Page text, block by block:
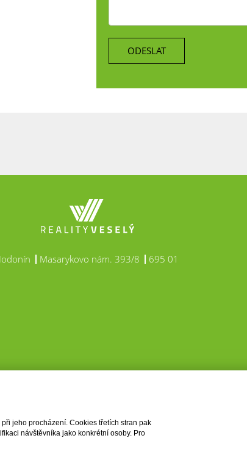
ODESLAT
Masarykovo nám. 393/8 695 01
jeho procházení. Cookies třetích stran pak
návštěvníka jako konkrétní osoby. Pro